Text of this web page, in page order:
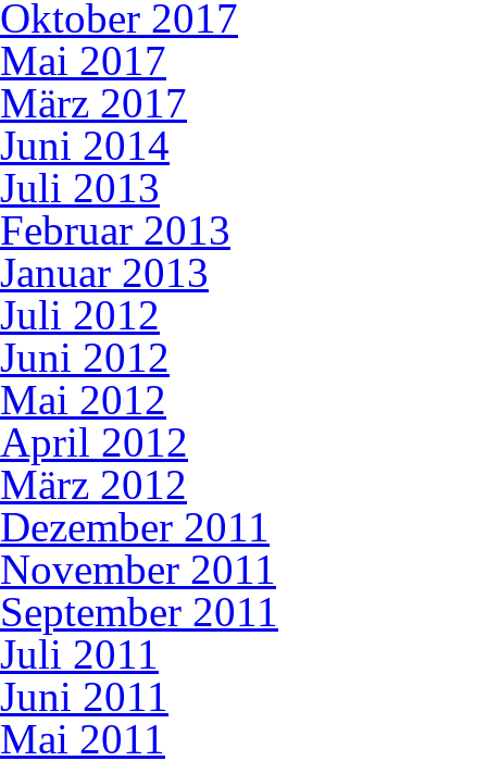
Oktober 2017
Mai 2017
März 2017
Juni 2014
Juli 2013
Februar 2013
Januar 2013
Juli 2012
Juni 2012
Mai 2012
April 2012
März 2012
Dezember 2011
November 2011
September 2011
Juli 2011
Juni 2011
Mai 2011